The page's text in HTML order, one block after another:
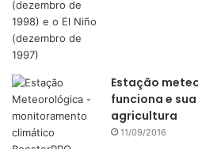
Estação
funciona e
agricultura
11/09/2016